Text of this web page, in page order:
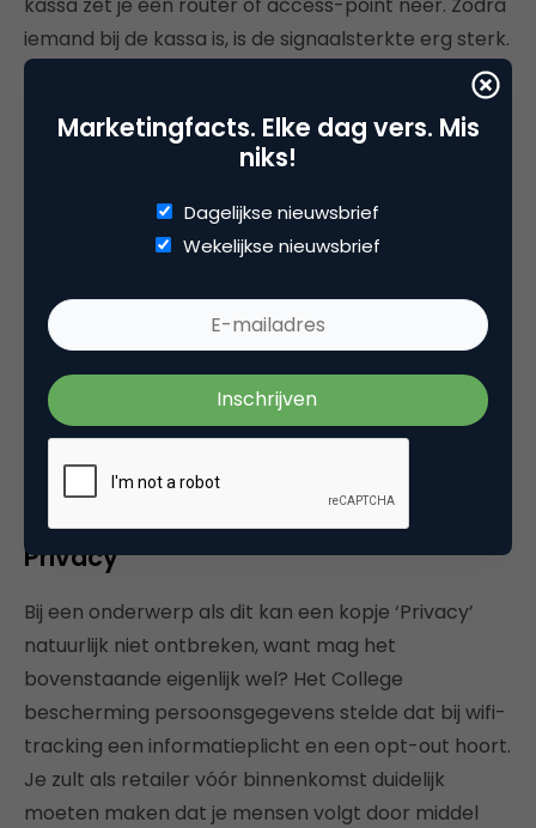
iemand bij de kassa is, is de signaalsterkte erg sterk.
Je kunt dan vervolgens de tijd dat iemand dit sterke
Op deze manier koppel je een smartphone aan een
conversie en kun je het gedrag van converterende
bezoekers vergelijken met niet-converterende
bezoekers. Andere mogelijkheden zijn het gebruik
maken vannear field communication(NFC) of
camera’s.
Het koppelen van de smartphone aan het online
klantenaccount zorgt er vervolgens voor dat je je
offline hebben in het bestelproces.
Privacy
Bij een onderwerp als dit kan een kopje ‘Privacy’
natuurlijk niet ontbreken, want mag het
bovenstaande eigenlijk wel? Het College
bescherming persoonsgegevens stelde dat bij wifi-
tracking een informatieplicht en een opt-out hoort.
Je zult als retailer vóór binnenkomst duidelijk
moeten maken dat je mensen volgt door middel
Marketingfacts. Elke dag vers. Mis
niks!
Dagelijkse nieuwsbrief
Wekelijkse nieuwsbrief